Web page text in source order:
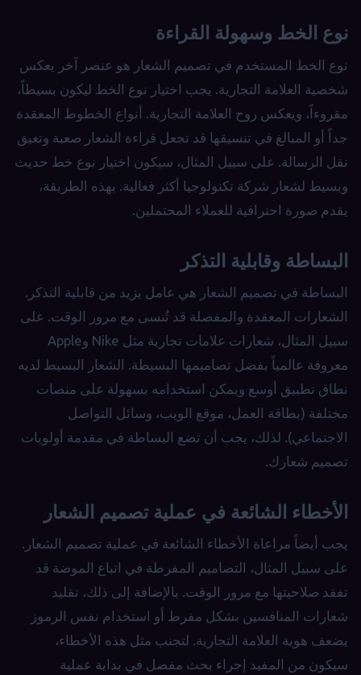
نوع الخط وسهولة القراءة
نوع الخط المستخدم في تصميم الشعار هو عنصر آخر يعكس
شخصية العلامة التجارية. يجب اختيار نوع الخط ليكون بسيطاً،
مقروءاً، ويعكس روح العلامة التجارية. أنواع الخطوط المعقدة
جداً أو المبالغ في تنسيقها قد تجعل قراءة الشعار صعبة وتعيق
نقل الرسالة. على سبيل المثال، سيكون اختيار نوع خط حديث
وبسيط لشعار شركة تكنولوجيا أكثر فعالية. بهذه الطريقة،
يقدم صورة احترافية للعملاء المحتملين.
البساطة وقابلية التذكر
البساطة في تصميم الشعار هي عامل يزيد من قابلية التذكر.
الشعارات المعقدة والمفصلة قد تُنسى مع مرور الوقت. على
سبيل المثال، شعارات علامات تجارية مثل Nike وApple
معروفة عالمياً بفضل تصاميمها البسيطة. الشعار البسيط لديه
نطاق تطبيق أوسع ويمكن استخدامه بسهولة على منصات
مختلفة (بطاقة العمل، موقع الويب، وسائل التواصل
الاجتماعي). لذلك، يجب أن تضع البساطة في مقدمة أولويات
تصميم شعارك.
الأخطاء الشائعة في عملية تصميم الشعار
يجب أيضاً مراعاة الأخطاء الشائعة في عملية تصميم الشعار.
على سبيل المثال، التصاميم المفرطة في اتباع الموضة قد
تفقد صلاحيتها مع مرور الوقت. بالإضافة إلى ذلك، تقليد
شعارات المنافسين بشكل مفرط أو استخدام نفس الرموز
يضعف هوية العلامة التجارية. لتجنب مثل هذه الأخطاء،
سيكون من المفيد إجراء بحث مفصل في بداية عملية